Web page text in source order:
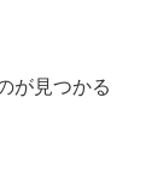
が見つかる